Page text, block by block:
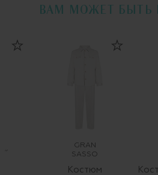
ВАМ МОЖЕТ БЫТЬ
GRAN
SASSO
Костюм